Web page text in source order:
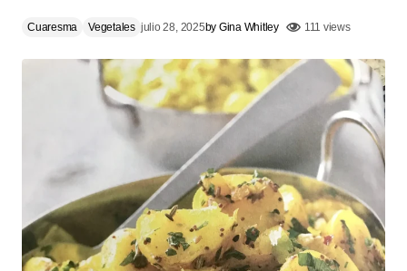
Cuaresma Vegetales julio 28, 2025by Gina Whitley 111 views